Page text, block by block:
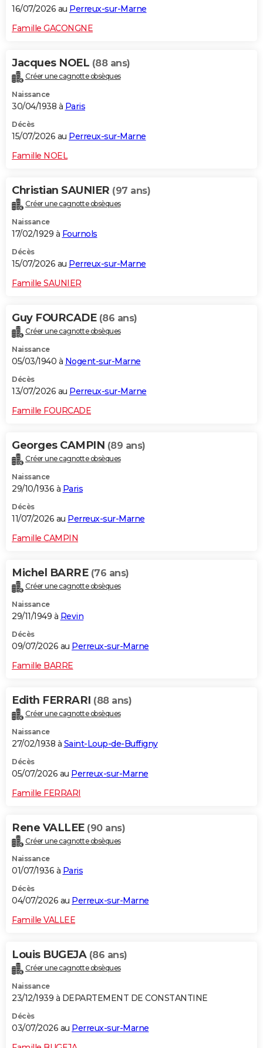
16/07/2026 au Perreux-sur-Marne
Famille GACONGNE
Jacques NOEL (88 ans)
Créer une cagnotte obsèques
Naissance
30/04/1938 à Paris
Décès
15/07/2026 au Perreux-sur-Marne
Famille NOEL
Christian SAUNIER (97 ans)
Créer une cagnotte obsèques
Naissance
17/02/1929 à Fournols
Décès
15/07/2026 au Perreux-sur-Marne
Famille SAUNIER
Guy FOURCADE (86 ans)
Créer une cagnotte obsèques
Naissance
05/03/1940 à Nogent-sur-Marne
Décès
13/07/2026 au Perreux-sur-Marne
Famille FOURCADE
Georges CAMPIN (89 ans)
Créer une cagnotte obsèques
Naissance
29/10/1936 à Paris
Décès
11/07/2026 au Perreux-sur-Marne
Famille CAMPIN
Michel BARRE (76 ans)
Créer une cagnotte obsèques
Naissance
29/11/1949 à Revin
Décès
09/07/2026 au Perreux-sur-Marne
Famille BARRE
Edith FERRARI (88 ans)
Créer une cagnotte obsèques
Naissance
27/02/1938 à Saint-Loup-de-Buffigny
Décès
05/07/2026 au Perreux-sur-Marne
Famille FERRARI
Rene VALLEE (90 ans)
Créer une cagnotte obsèques
Naissance
01/07/1936 à Paris
Décès
04/07/2026 au Perreux-sur-Marne
Famille VALLEE
Louis BUGEJA (86 ans)
Créer une cagnotte obsèques
Naissance
23/12/1939 à DEPARTEMENT DE CONSTANTINE
Décès
03/07/2026 au Perreux-sur-Marne